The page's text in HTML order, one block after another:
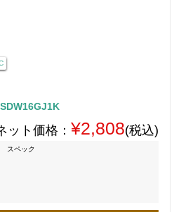
ット価格： ¥2,808(税込)
スペック